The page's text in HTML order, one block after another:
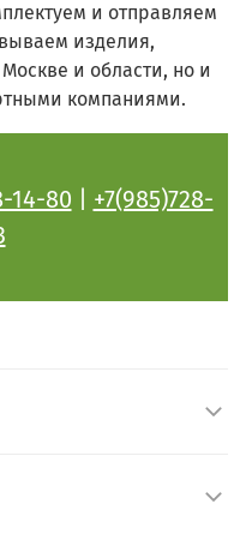
и отправляем
изделия,
и области, но и
компаниями.
14-80
+7(985)728-